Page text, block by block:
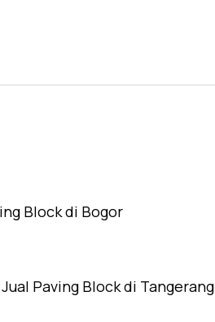
Block di Bogor
Jual Paving Block di Tangerang